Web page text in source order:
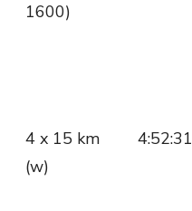
1600)
4 x 15 km
(w)
4:52:31